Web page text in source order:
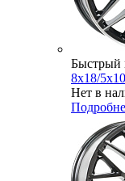
Быстрый
8x18/
Нет в